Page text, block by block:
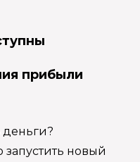
прибыли
деньги?
новый